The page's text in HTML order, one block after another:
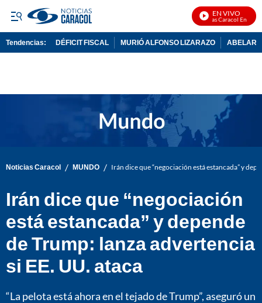
EN VIVO
Noticias Caracol En Vivo
Tendencias: DÉFICIT FISCAL MURIÓ ALFONSO LIZARAZO
Noticias Caracol / MUNDO / Irán dice que “negociación está estancada” y
Irán dice que “negociación
está estancada” y depende
de Trump: lanza advertencia
si EE. UU. ataca
“La pelota está ahora en el tejado de Trump”, aseguró un